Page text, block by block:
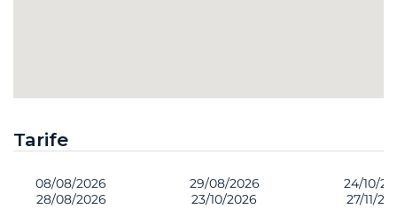
Tarife
08/08/2026
28/08/2026
29/08/2026
23/10/2026
24/10/
27/11/